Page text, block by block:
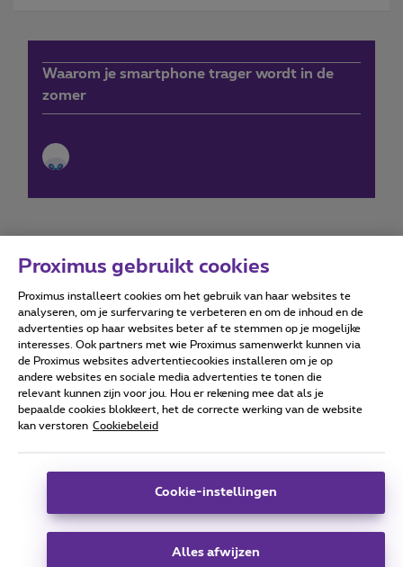
Waarom je smartphone trager wordt in de
zomer
Forumvoorwaarden Accessibility statement
Alle rechten voorbehouden. © Proximus
Algemene voorwaarden, consumenteninfo
Deze website is gecreëerd en wordt beheerd conform het
Koning Albert II-laan 27 - B-1030 Brussel.
Proximus gebruikt cookies
Proximus installeert cookies om het gebruik van haar websites te
analyseren, om je surfervaring te verbeteren en om de inhoud en de
advertenties op haar websites beter af te stemmen op je mogelijke
interesses. Ook partners met wie Proximus samenwerkt kunnen via
de Proximus websites advertentiecookies installeren om je op
andere websites en sociale media advertenties te tonen die
relevant kunnen zijn voor jou. Hou er rekening mee dat als je
bepaalde cookies blokkeert, het de correcte werking van de website
kan verstoren Cookiebeleid
Cookie-instellingen
Alles afwijzen